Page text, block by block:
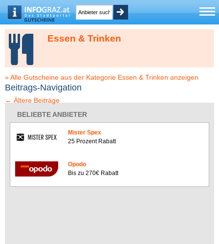
Essen & Trinken
» Alle Gutscheine aus der Kategorie Essen & Trinken anzeigen
Beitrags-Navigation
← Ältere Beiträge
BELIEBTE ANBIETER
Mister Spex
25 Prozent Rabatt
Opodo
Bis zu 270€ Rabatt